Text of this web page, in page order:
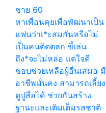
ชาย 60
หาเพื่อนคุยเพื่อพัฒนาเป็น
แฟนว่าเ*ะสมกันหรือไม่
เป็นคนติดตลก ขี้เล่น
ถึง*จะไม่หล่อ แต่ใจดี
ชอบช่วยเหลือผู้อื่นเสมอ มี
อาชีพมั่นคง สามารถเลี้ยง
ดูปูสื่อได้ ช่วยกันสร้าง
ฐานะและเติมเต็มรสชาติ